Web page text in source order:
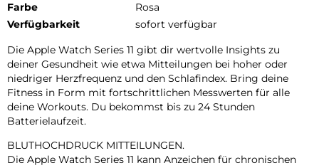
Farbe
Rosa
Verfügbarkeit
sofort verfügbar
Die Apple Watch Series 11 gibt dir wertvolle Insights zu
deiner Gesundheit wie etwa Mitteilungen bei hoher oder
niedriger Herzfrequenz und den Schlafindex. Bring deine
Fitness in Form mit fortschrittlichen Messwerten für alle
deine Workouts. Du bekommst bis zu 24 Stunden
Batterielaufzeit.
BLUTHOCHDRUCK MITTEILUNGEN.
Die Apple Watch Series 11 kann Anzeichen für chronischen